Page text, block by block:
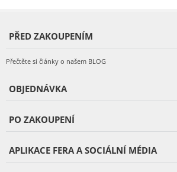
PŘED ZAKOUPENÍM
Přečtěte si články o našem BLOG
OBJEDNÁVKA
PO ZAKOUPENÍ
APLIKACE FERA A SOCIÁLNÍ MÉDIA